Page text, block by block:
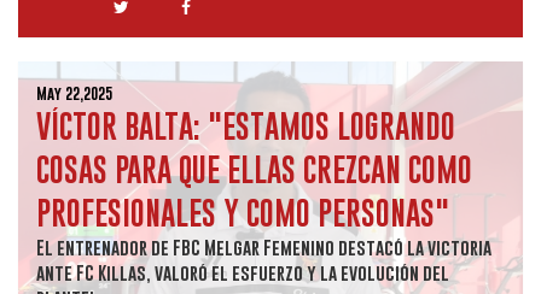
May 22,2025
VÍCTOR BALTA: "ESTAMOS LOGRANDO
COSAS PARA QUE ELLAS CREZCAN COMO
PROFESIONALES Y COMO PERSONAS"
El entrenador de FBC Melgar Femenino destacó la victoria
ante FC Killas, valoró el esfuerzo y la evolución del